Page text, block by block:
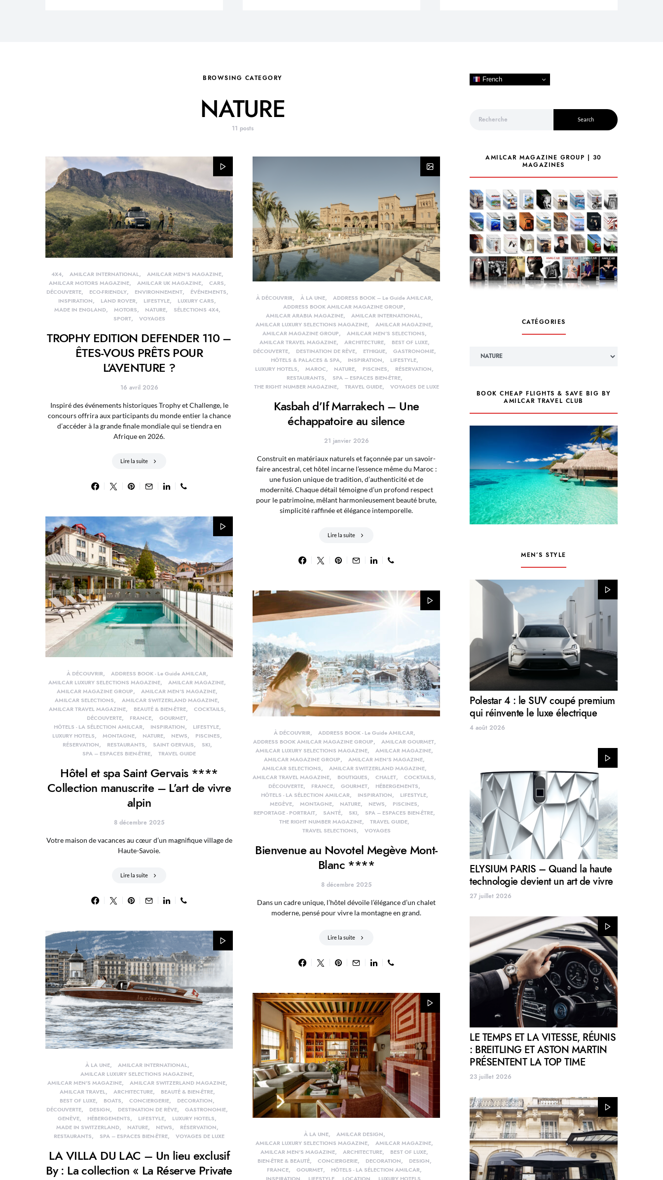
BROWSING CATEGORY
NATURE
11 posts
4X4 AMILCAR INTERNATIONAL
AMILCAR MEN'S MAGAZINE
AMILCAR MOTORS MAGAZINE
AMILCAR UK MAGAZINE
CARS
DÉCOUVERTE
ECO-FRIENDLY ENVIRONNEMENT
ÉVÉNEMENTS
INSPIRATION
LAND ROVER LIFESTYLE
LUXURY CARS
MADE IN ENGLAND
MOTORS NATURE
SÉLECTIONS 4X4
SPORT
VOYAGES
TROPHY EDITION DEFENDER 110 –
ÊTES-VOUS PRÊTS POUR
L’AVENTURE ?
16 avril 2026
Inspiré des événements historiques Trophy et Challenge, le
concours offrira aux participants du monde entier la chance
d’accéder à la grande finale mondiale qui se tiendra en
Afrique en 2026.
Lire la suite
À DÉCOUVRIR
ADDRESS BOOK - Le Guide AMILCAR
AMILCAR LUXURY SELECTIONS MAGAZINE
AMILCAR MAGAZINE
AMILCAR MAGAZINE GROUP
AMILCAR MEN'S MAGAZINE
AMILCAR SELECTIONS
AMILCAR SWITZERLAND MAGAZINE
AMILCAR TRAVEL MAGAZINE
BEAUTÉ & BIEN-ÊTRE
COCKTAILS
DÉCOUVERTE
FRANCE
GOURMET
HÔTELS - LA SÉLECTION AMILCAR
INSPIRATION
LIFESTYLE
LUXURY HOTELS
MONTAGNE NATURE NEWS
PISCINES
RÉSERVATION
RESTAURANTS SAINT GERVAIS
SKI
SPA – ESPACES BIEN-ÊTRE
TRAVEL GUIDE
Hôtel et spa Saint Gervais ****
Collection manuscrite – L’art de vivre
alpin
8 décembre 2025
Votre maison de vacances au cœur d’un magnifique village de
Haute-Savoie.
Lire la suite
À LA UNE
AMILCAR INTERNATIONAL
AMILCAR LUXURY SELECTIONS MAGAZINE
AMILCAR MEN'S MAGAZINE
AMILCAR SWITZERLAND MAGAZINE
AMILCAR TRAVEL
ARCHITECTURE
BEAUTÉ & BIEN-ÊTRE
BEST OF LUXE
BOATS CONCIERGERIE
DECORATION
DÉCOUVERTE
DESIGN DESTINATION DE RÊVE
GASTRONOMIE
GENÈVE
HÉBERGEMENTS LIFESTYLE
LUXURY HOTELS
MADE IN SWITZERLAND
NATURE NEWS
RÉSERVATION
RESTAURANTS
SPA – ESPACES BIEN-ÊTRE VOYAGES DE LUXE
LA VILLA DU LAC – Un lieu exclusif
By : La collection « La Réserve Private
À DÉCOUVRIR À LA UNE
ADDRESS BOOK – Le Guide AMILCAR
ADDRESS BOOK AMILCAR MAGAZINE GROUP
AMILCAR ARABIA MAGAZINE
AMILCAR INTERNATIONAL
AMILCAR LUXURY SELECTIONS MAGAZINE
AMILCAR MAGAZINE
AMILCAR MAGAZINE GROUP
AMILCAR MEN'S SELECTIONS
AMILCAR TRAVEL MAGAZINE
ARCHITECTURE
BEST OF LUXE
DÉCOUVERTE
DESTINATION DE RÊVE ETHIQUE
GASTRONOMIE
HÔTELS & PALACES & SPA
INSPIRATION
LIFESTYLE
LUXURY HOTELS
MAROC NATURE PISCINES
RÉSERVATION
RESTAURANTS
SPA – ESPACES BIEN-ÊTRE
THE RIGHT NUMBER MAGAZINE
TRAVEL GUIDE VOYAGES DE LUXE
Kasbah d’If Marrakech – Une
échappatoire au silence
21 janvier 2026
Construit en matériaux naturels et façonnée par un savoir-
faire ancestral, cet hôtel incarne l’essence même du Maroc :
une fusion unique de tradition, d’authenticité et de
modernité. Chaque détail témoigne d’un profond respect
pour le patrimoine, mêlant harmonieusement beauté brute,
simplicité raffinée et élégance intemporelle.
Lire la suite
À DÉCOUVRIR
ADDRESS BOOK - Le Guide AMILCAR
ADDRESS BOOK AMILCAR MAGAZINE GROUP
AMILCAR GOURMET
AMILCAR LUXURY SELECTIONS MAGAZINE
AMILCAR MAGAZINE
AMILCAR MAGAZINE GROUP
AMILCAR MEN'S MAGAZINE
AMILCAR SELECTIONS
AMILCAR SWITZERLAND MAGAZINE
AMILCAR TRAVEL MAGAZINE
BOUTIQUES CHALET
COCKTAILS
DÉCOUVERTE
FRANCE GOURMET
HÉBERGEMENTS
HÔTELS - LA SÉLECTION AMILCAR
INSPIRATION
LIFESTYLE
MEGÈVE
MONTAGNE NATURE NEWS
PISCINES
REPORTAGE - PORTRAIT
SANTÉ SKI
SPA – ESPACES BIEN-ÊTRE
THE RIGHT NUMBER MAGAZINE
TRAVEL GUIDE
TRAVEL SELECTIONS
VOYAGES
Bienvenue au Novotel Megève Mont-
Blanc ****
8 décembre 2025
Dans un cadre unique, l’hôtel dévoile l’élégance d’un chalet
moderne, pensé pour vivre la montagne en grand.
Lire la suite
À LA UNE
AMILCAR DESIGN
AMILCAR LUXURY SELECTIONS MAGAZINE
AMILCAR MAGAZINE
AMILCAR MEN'S MAGAZINE
ARCHITECTURE
BEST OF LUXE
BIEN-ÊTRE & BEAUTÉ
CONCIERGERIE DECORATION
DESIGN
FRANCE
GOURMET
HÔTELS - LA SÉLECTION AMILCAR
French
Search
AMILCAR MAGAZINE GROUP | 30
MAGAZINES
CATÉGORIES
BOOK CHEAP FLIGHTS & SAVE BIG BY
AMILCAR TRAVEL CLUB
MEN’S STYLE
Polestar 4 : le SUV coupé premium
qui réinvente le luxe électrique
4 août 2026
ELYSIUM PARIS – Quand la haute
technologie devient un art de vivre
27 juillet 2026
LE TEMPS ET LA VITESSE, RÉUNIS
: BREITLING ET ASTON MARTIN
PRÉSENTENT LA TOP TIME
23 juillet 2026